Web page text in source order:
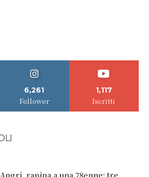
6,261
Follower
1,117
Iscritti